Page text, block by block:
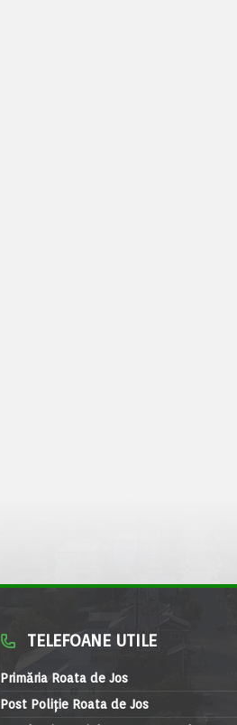
TELEFOANE UTILE
Primăria Roata de Jos
Post Poliție Roata de Jos